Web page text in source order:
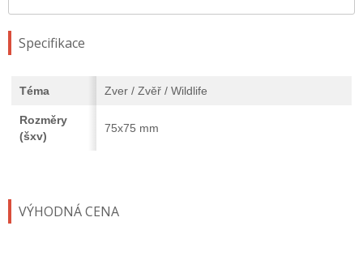
VÝHODNÁ CENA
Specifikace
Téma Zver / Zvěř / Wildlife
Rozměry
(šxv)
75x75 mm